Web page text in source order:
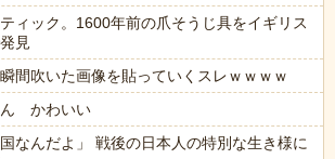
ィック。1600年前の爪そうじ具をイギリス
見
瞬間吹いた画像を貼っていくスレｗｗｗｗ
ん かわいい
なんだよ」 戦後の日本人の特別な生き様に